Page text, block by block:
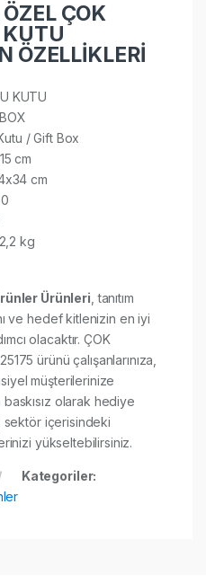
ÇOK
KUTU
ÖZELLİKLERİ
KUTU
/ Gift Box
cm
cm
kg
Ürünleri , tanıtım
ve hedef kitlenizin en iyi
olacaktır. ÇOK
ürünü çalışanlarınıza,
müşterilerinize
baskısız olarak hediye
sektör içerisindeki
yükseltebilirsiniz.
Kategoriler: